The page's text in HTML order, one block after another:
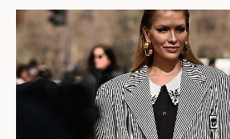
סלבס
ערוצים נוספים
המגזין